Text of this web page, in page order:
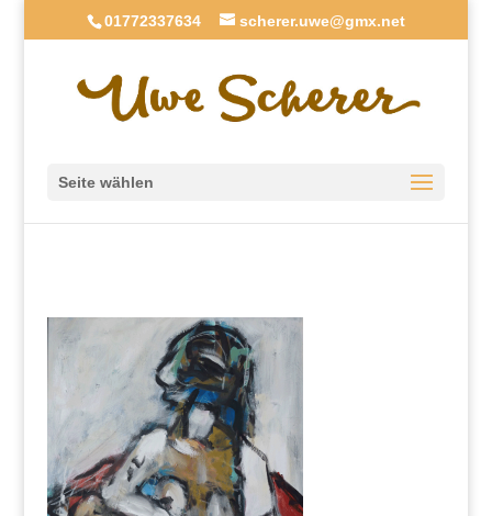
01772337634 scherer.uwe@gmx.net
Seite wählen